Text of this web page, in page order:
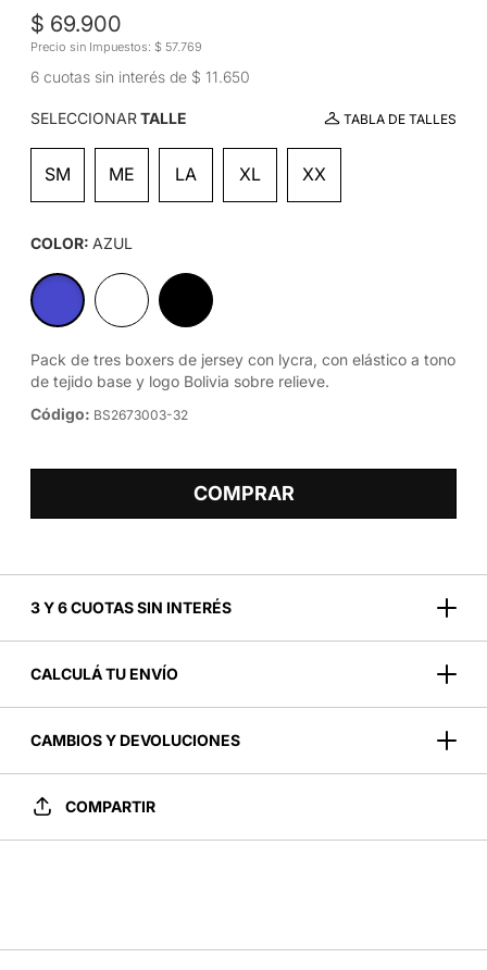
$ 69.900
Precio sin Impuestos: $ 57.769
6 cuotas sin interés de $ 11.650
TABLA DE TALLES
SELECCIONARTALLE
SM ME LA XL XX
COLOR: AZUL
Pack de tres boxers de jersey con lycra, con elástico a tono
de tejido base y logo Bolivia sobre relieve.
Código: BS2673003-32
COMPRAR
3 Y 6 CUOTAS SIN INTERÉS
CALCULÁ TU ENVÍO
CAMBIOS Y DEVOLUCIONES
COMPARTIR